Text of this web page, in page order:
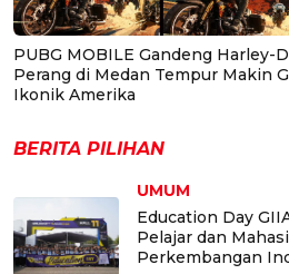
PUBG MOBILE Gandeng Harley-
Perang di Medan Tempur Makin
Ikonik Amerika
BERITA PILIHAN
UMUM
Education Day
Pelajar dan
Perkembangan